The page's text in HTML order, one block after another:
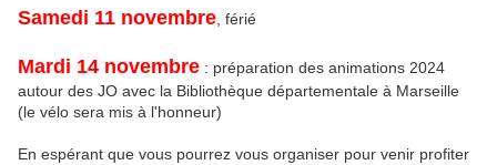
Samedi 11 novembre , férié
Mardi 14 novembre : préparation des animations 2024
autour des JO avec la Bibliothèque départementale à Marseille
(le vélo sera mis à l'honneur)
En espérant que vous pourrez vous organiser pour venir profiter